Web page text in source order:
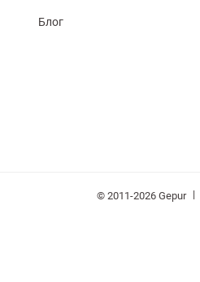
Блог
© 2011-2026 Gepur |